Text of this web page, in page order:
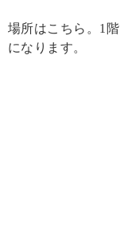
場所はこちら。1
になります。